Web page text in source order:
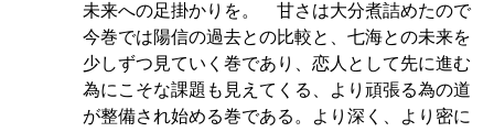
未来への足掛かりを。 甘さは大分煮詰めたので
今巻では陽信の過去との比較と、七海との未来を
少しずつ見ていく巻であり、恋人として先に進む
為にこそな課題も見えてくる、より頑張る為の道
が整備され始める巻である。より深く、より密に